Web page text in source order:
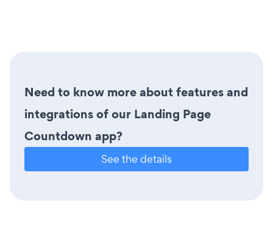
Need to know more about features and
integrations of our Landing Page
Countdown app?
See the details